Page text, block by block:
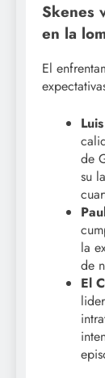
Skenes
en la
El
de
su
la
de
El